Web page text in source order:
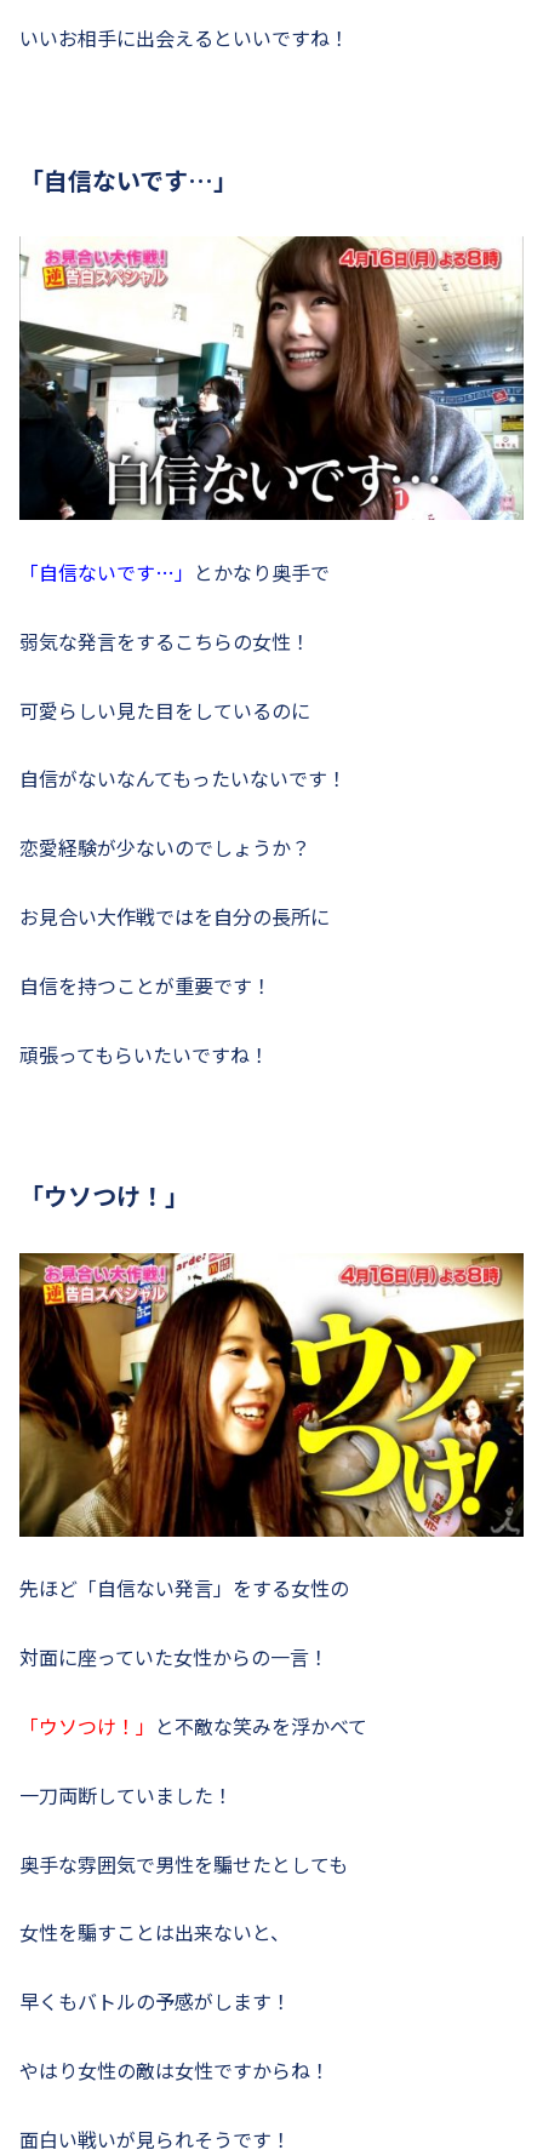
いいお相手に出会えるといいですね！
「自信ないです…」
「自信ないです…」 とかなり奥手で
弱気な発言をするこちらの女性！
可愛らしい見た目をしているのに
自信がないなんてもったいないです！
恋愛経験が少ないのでしょうか？
お見合い大作戦ではを自分の長所に
自信を持つことが重要です！
頑張ってもらいたいですね！
「ウソつけ！」
先ほど「自信ない発言」をする女性の
対面に座っていた女性からの一言！
「ウソつけ！」 と不敵な笑みを浮かべて
一刀両断していました！
奥手な雰囲気で男性を騙せたとしても
女性を騙すことは出来ないと、
早くもバトルの予感がします！
やはり女性の敵は女性ですからね！
面白い戦いが見られそうです！